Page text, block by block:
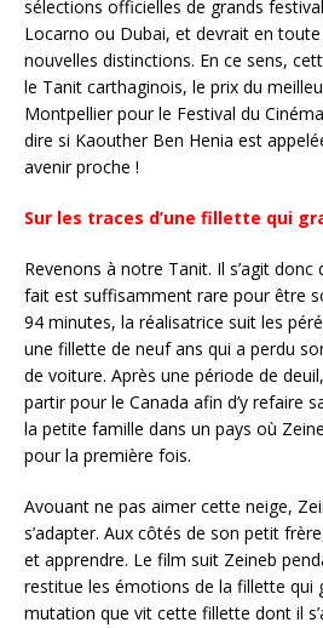
sélections officielles de grands
Locarno ou Dubai, et devrait en
nouvelles distinctions. En ce sens,
le Tanit carthaginois, le prix du
Montpellier pour le Festival du
dire si Kaouther Ben Henia est
avenir proche !
Sur les traces d’une fillette qui
Revenons à notre Tanit. Il s’agit donc
fait est suffisamment rare pour être
94 minutes, la réalisatrice suit les
une fillette de neuf ans qui a perdu
de voiture. Après une période de
partir pour le Canada afin d’y refaire
la petite famille dans un pays où
pour la première fois.
Avouant ne pas aimer cette neige,
s’adapter. Aux côtés de son petit
et apprendre. Le film suit Zeineb
restitue les émotions de la fillette qui
mutation que vit cette fillette dont il